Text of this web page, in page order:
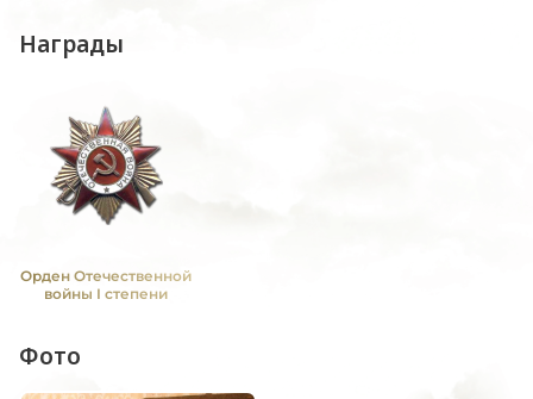
Награды
Орден Отечественной
войны I степени
Фото